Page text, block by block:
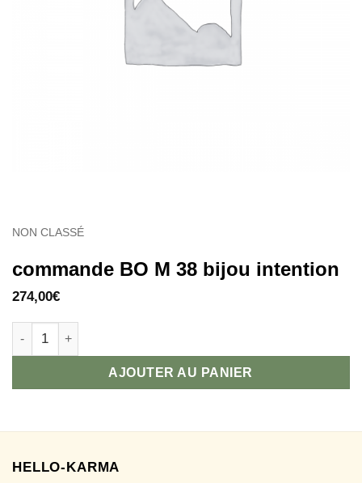
NON CLASSÉ
commande BO M 38 bijou intention
274,00€
quantité de commande BO M 38 bijou intention
AJOUTER AU PANIER
HELLO-KARMA